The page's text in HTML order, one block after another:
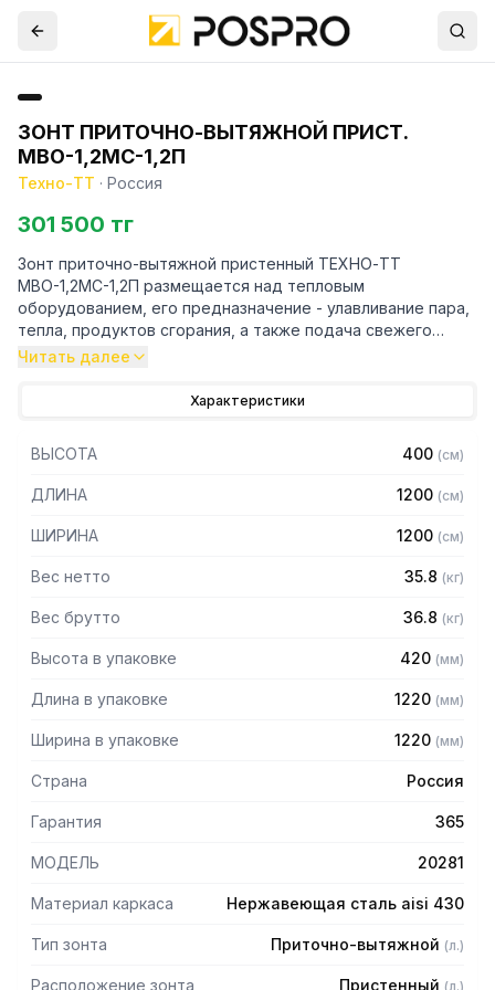
ЗОНТ ПРИТОЧНО-ВЫТЯЖНОЙ ПРИСТ.
МВО-1,2МС-1,2П
Техно-ТТ · Россия
301 500 тг
Зонт приточно-вытяжной пристенный ТЕХНО-ТТ
МВО-1,2МС-1,2П размещается над тепловым
оборудованием, его предназначение - улавливание пара,
тепла, продуктов сгорания, а также подача свежего
воздуха, что благоприятно сказывается на микроклимате
предметах мебели и кухонной утвари. Поэтому это
оборудование формирует микроклимат в помещении и
защищает сотрудников горячего цеха.
— Бескаркасный
0,8мм
— Поставляется в собранном виде
Читать далее
Характеристики
ВЫСОТА 400 (см)
ДЛИНА 1200 (см)
ШИРИНА 1200 (см)
Вес нетто 35.8 (кг)
Вес брутто 36.8 (кг)
Высота в упаковке 420 (мм)
Длина в упаковке 1220 (мм)
Ширина в упаковке 1220 (мм)
Страна Россия
Гарантия 365
МОДЕЛЬ 20281
Материал каркаса Нержавеющая сталь aisi 430
Тип зонта Приточно-вытяжной (л.)
Расположение зонта Пристенный (л.)